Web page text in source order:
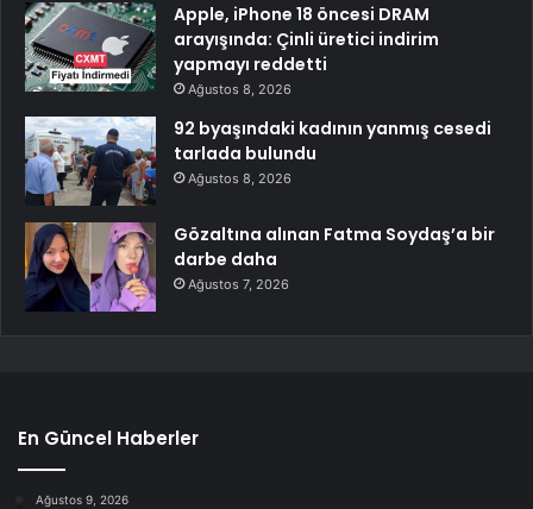
Apple, iPhone 18 öncesi DRAM
arayışında: Çinli üretici indirim
yapmayı reddetti
Ağustos 8, 2026
92 byaşındaki kadının yanmış cesedi
tarlada bulundu
Ağustos 8, 2026
Gözaltına alınan Fatma Soydaş’a bir
darbe daha
Ağustos 7, 2026
En Güncel Haberler
Ağustos 9, 2026